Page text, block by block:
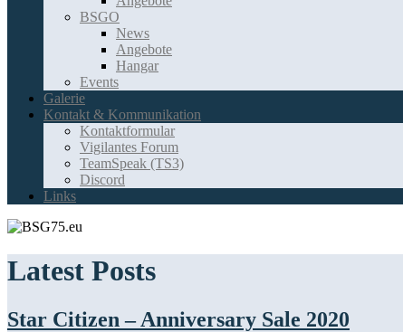
BSGO
News
Angebote
Hangar
Events
Galerie
Kontakt & Kommunikation
Kontaktformular
Vigilantes Forum
TeamSpeak (TS3)
Discord
Links
Latest Posts
Star Citizen – Anniversary Sale 2020